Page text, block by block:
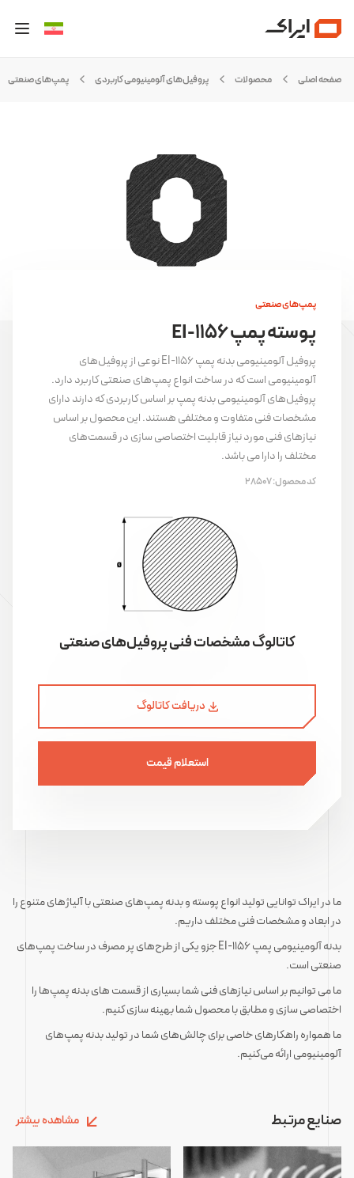
صفحه اصلی محصولات پروفیل‌های آلومینیومی کاربردی پمپ‌های صنعتی
پمپ‌های صنعتی
پوسته پمپ EI-1156
پروفیل آلومینیومی بدنه پمپ EI-1156 نوعی از پروفیل‌های
آلومینیومی است که در ساخت انواع پمپ‌های صنعتی کاربرد دارد.
پروفیل‌های آلومینیومی بدنه پمپ بر اساس کاربردی که دارند دارای
مشخصات فنی متفاوت و مختلفی هستند. این محصول بر اساس
نیازهای فنی مورد نیاز قابلیت اختصاصی سازی در قسمت‌های
مختلف را دارا می باشد.
کد محصول:28507
کاتالوگ مشخصات فنی پروفیل‌های صنعتی
دریافت کاتالوگ
استعلام قیمت
ما در ایراک توانایی تولید انواع پوسته و بدنه‌ پمپ‌های صنعتی با آلیاژهای متنوع را
در ابعاد و مشخصات فنی مختلف داریم.
بدنه آلومینیومی پمپ‌ EI-1156 جزو یکی از طرح‌های پر مصرف در ساخت پمپ‌های
صنعتی است.
ما می توانیم بر اساس نیازهای فنی شما بسیاری از قسمت های بدنه پمپ‌ها را
اختصاصی سازی و مطابق با محصول شما بهینه سازی کنیم.
ما همواره راهکارهای خاصی برای چالش‌های شما در تولید بدنه پمپ‌های
آلومینیومی ارائه می‌کنیم.
صنایع مرتبط مشاهده بیشتر